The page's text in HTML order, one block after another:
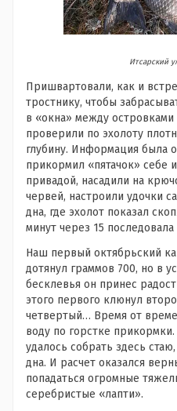
Итсарский
Пришвартовали, как и
тростнику, чтобы
в «окна» между
проверили по эхолоту
глубину. Информация была
прикормил «пятачок» себе
привадой, насадили на
червей, настроили удочки
дна, где эхолот показал
минут через 15 последовала
Наш первый октябрьский
дотянул граммов 700, но в
бесклевья он принес
этого первого клюнул
четвертый… Время от
воду по горстке
удалось собрать здесь
дна. И расчет оказался
попадаться огромные
серебристые «лапти».